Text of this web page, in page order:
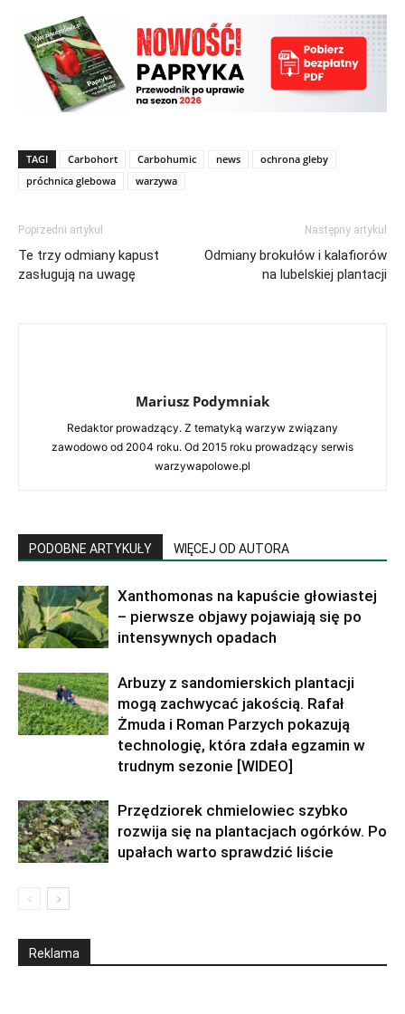
TAGI Carbohort Carbohumic news
ochrona gleby
próchnica glebowa
warzywa
Poprzedni artykuł
Te trzy odmiany kapust
zasługują na uwagę
Następny artykuł
Odmiany brokułów i kalafiorów
na lubelskiej plantacji
Mariusz Podymniak
Redaktor prowadzący. Z tematyką warzyw związany
zawodowo od 2004 roku. Od 2015 roku prowadzący serwis
warzywapolowe.pl
PODOBNE ARTYKUŁY WIĘCEJ OD AUTORA
Xanthomonas na kapuście głowiastej
– pierwsze objawy pojawiają się po
intensywnych opadach
Arbuzy z sandomierskich plantacji
mogą zachwycać jakością. Rafał
Żmuda i Roman Parzych pokazują
technologię, która zdała egzamin w
trudnym sezonie [WIDEO]
Przędziorek chmielowiec szybko
rozwija się na plantacjach ogórków. Po
upałach warto sprawdzić liście
Reklama